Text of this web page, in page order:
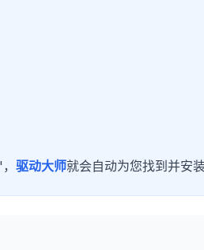
驱动大师就会自动为您找到并安